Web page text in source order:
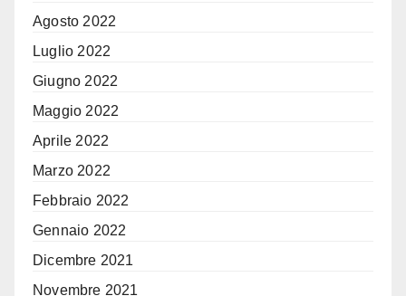
Agosto 2022
Luglio 2022
Giugno 2022
Maggio 2022
Aprile 2022
Marzo 2022
Febbraio 2022
Gennaio 2022
Dicembre 2021
Novembre 2021